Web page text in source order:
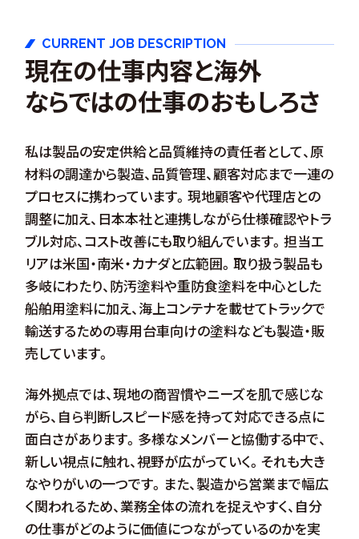
CURRENT JOB DESCRIPTION
現在の仕事内容と海外
ならではの仕事のおもしろさ
私は製品の安定供給と品質維持の責任者として、原
材料の調達から製造、品質管理、顧客対応まで一連の
プロセスに携わっています。現地顧客や代理店との
調整に加え、日本本社と連携しながら仕様確認やトラ
ブル対応、コスト改善にも取り組んでいます。担当エ
リアは米国・南米・カナダと広範囲。取り扱う製品も
多岐にわたり、防汚塗料や重防食塗料を中心とした
船舶用塗料に加え、海上コンテナを載せてトラックで
輸送するための専用台車向けの塗料なども製造・販
売しています。
海外拠点では、現地の商習慣やニーズを肌で感じな
がら、自ら判断しスピード感を持って対応できる点に
面白さがあります。多様なメンバーと協働する中で、
新しい視点に触れ、視野が広がっていく。それも大き
なやりがいの一つです。また、製造から営業まで幅広
く関われるため、業務全体の流れを捉えやすく、自分
の仕事がどのように価値につながっているのかを実